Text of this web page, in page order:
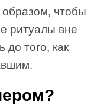
чтобы
ритуалы вне
до того, как